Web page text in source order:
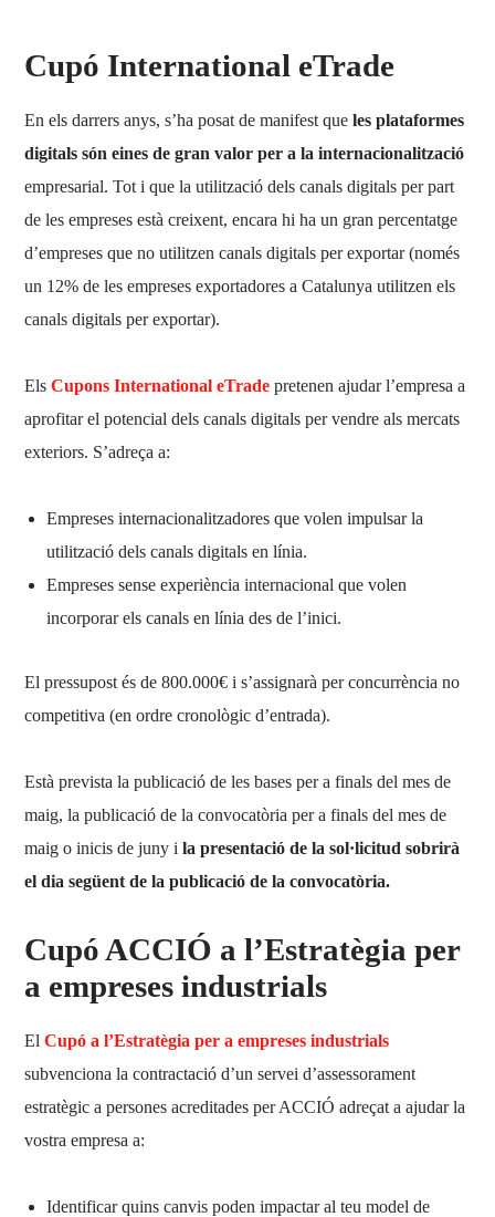
Cupó International eTrade
En els darrers anys, s’ha posat de manifest queles plataformes
digitals són eines de gran valor per a la internacionalització
empresarial. Tot i que la utilització dels canals digitals per part
de les empreses està creixent, encara hi ha un gran percentatge
d’empreses que no utilitzen canals digitals per exportar (només
un 12% de les empreses exportadores a Catalunya utilitzen els
canals digitals per exportar).
ElsCupons International eTrade pretenen ajudar l’empresa a
aprofitar el potencial dels canals digitals per vendre als mercats
exteriors. S’adreça a:
Empreses internacionalitzadores que volen impulsar la
utilització dels canals digitals en línia.
Empreses sense experiència internacional que volen
incorporar els canals en línia des de l’inici.
El pressupost és de 800.000€ i s’assignarà per concurrència no
competitiva (en ordre cronològic d’entrada).
Està prevista la publicació de les bases per a finals del mes de
maig, la publicació de la convocatòria per a finals del mes de
maig o inicis de juny ila presentació de la sol·licitud sobrirà
el dia següent de la publicació de la convocatòria.
Cupó ACCIÓ a l’Estratègia per
a empreses industrials
ElCupó a l’Estratègia per a empreses industrials
subvenciona la contractació d’un servei d’assessorament
estratègic a persones acreditades per ACCIÓ adreçat a ajudar la
vostra empresa a:
Identificar quins canvis poden impactar al teu model de